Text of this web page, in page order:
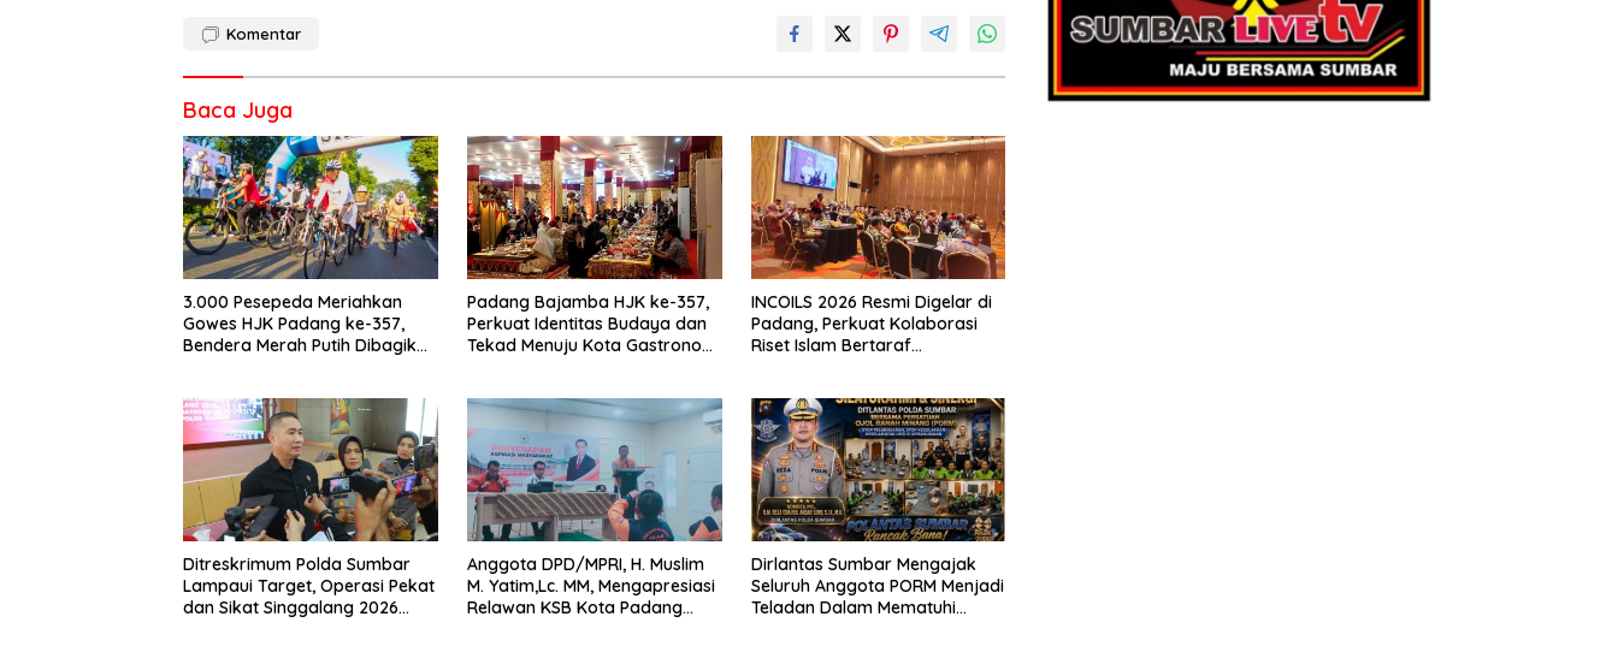
Komentar
Baca Juga
3.000 Pesepeda Meriahkan
Gowes HJK Padang ke-357,
Bendera Merah Putih Dibagikan
Padang Bajamba HJK ke-357,
Perkuat Identitas Budaya dan
Tekad Menuju Kota Gastronomi
INCOILS 2026 Resmi Digelar di
Padang, Perkuat Kolaborasi
Riset Islam Bertaraf
Ditreskrimum Polda Sumbar
Lampaui Target, Operasi Pekat
dan Sikat Singgalang 2026
Anggota DPD/MPRI, H. Muslim
M. Yatim,Lc. MM, Mengapresiasi
Relawan KSB Kota Padang
Dirlantas Sumbar Mengajak
Seluruh Anggota PORM Menjadi
Teladan Dalam Mematuhi